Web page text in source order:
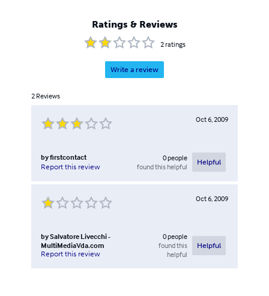
Ratings & Reviews
2ratings
Write a review
2 Reviews
Oct 6, 2009
byfirstcontact
Report this review
0people
found this helpful
Helpful
Oct 6, 2009
bySalvatore Livecchi -
MultiMediaVda.com
Report this review
0people
found this
helpful
Helpful